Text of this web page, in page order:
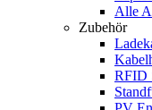
Alle
Zubehör
RFID